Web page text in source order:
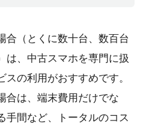
合（とくに数十台、数百台
は、中古スマホを専門に扱
の利用がおすすめです。
合は、端末費用だけでな
手間など、トータルのコス